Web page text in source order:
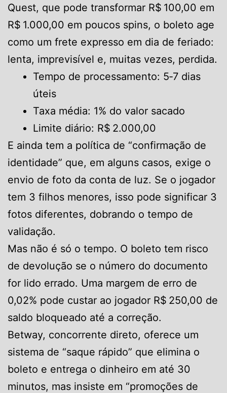
Quest, que pode transformar R$ 100,00 em
R$ 1.000,00 em poucos spins, o boleto age
como um frete expresso em dia de feriado:
lenta, imprevisível e, muitas vezes, perdida.
Tempo de processamento: 5‑7 dias
úteis
Taxa média: 1% do valor sacado
Limite diário: R$ 2.000,00
E ainda tem a política de “confirmação de
identidade” que, em alguns casos, exige o
envio de foto da conta de luz. Se o jogador
tem 3 filhos menores, isso pode significar 3
fotos diferentes, dobrando o tempo de
validação.
Mas não é só o tempo. O boleto tem risco
de devolução se o número do documento
for lido errado. Uma margem de erro de
0,02% pode custar ao jogador R$ 250,00 de
saldo bloqueado até a correção.
Betway, concorrente direto, oferece um
sistema de “saque rápido” que elimina o
boleto e entrega o dinheiro em até 30
minutos, mas insiste em “promoções de